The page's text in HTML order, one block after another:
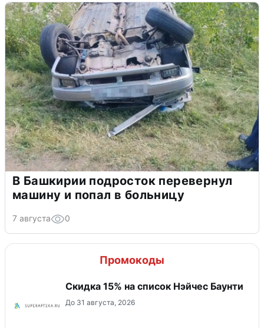
В Башкирии подросток перевернул
машину и попал в больницу
7 августа 0
Промокоды
Скидка 15% на список Нэйчес Баунти
До 31 августа, 2026